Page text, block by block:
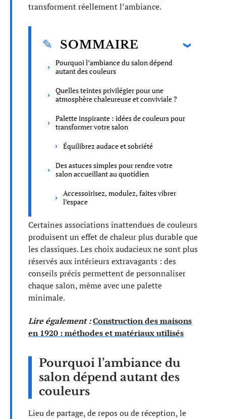
transforment réellement l’ambiance.
SOMMAIRE
Pourquoi l’ambiance du salon dépend
autant des couleurs
Quelles teintes privilégier pour une
atmosphère chaleureuse et conviviale ?
Palette inspirante : idées de couleurs pour
transformer votre salon
Équilibrez audace et sobriété
Des astuces simples pour rendre votre
salon accueillant au quotidien
Accessoirisez, modulez, faites vibrer
l’espace
Certaines associations inattendues de couleurs
produisent un effet de chaleur plus durable que
les classiques. Les choix audacieux ne sont plus
réservés aux intérieurs extravagants : des
conseils précis permettent de personnaliser
chaque salon, même avec une palette
minimale.
Lire également :Construction des maisons
en 1920 : méthodes et matériaux utilisés
Pourquoi l’ambiance du
salon dépend autant des
couleurs
Lieu de partage, de repos ou de réception, le